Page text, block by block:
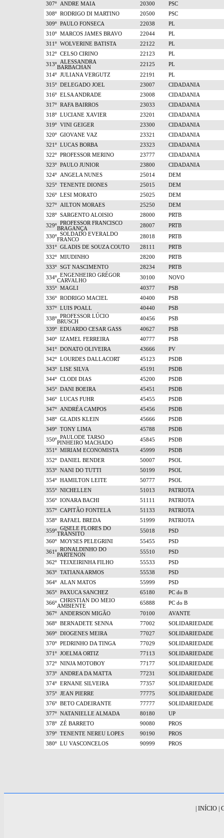
307º ANDRE MAIA 20300
PSC
308º RODRIGO DI MARTINO 20500
PSC
309º PAULO FONSECA 22038
PL
310º MARCOS JAMES BRAVO 22044
PL
311º WOLVERINE BATISTA 22122
PL
312º CELSO CIRINO 22123
PL
313º ALESSANDRA
BARBACHAN
22125
PL
314º JULIANA VERGUTZ 22191
PL
315º DELEGADO JOEL 23007
CIDADANIA
316º ELSA ANDRADE 23008
CIDADANIA
317º RAFA BAIRROS 23033
CIDADANIA
318º LUCIANE XAVIER 23201
CIDADANIA
319º VINI GEIGER 23300
CIDADANIA
320º GIOVANE VAZ 23321
CIDADANIA
321º LUCAS BORBA 23323
CIDADANIA
322º PROFESSOR MERINO 23777
CIDADANIA
323º PAULO JUNIOR 23800
CIDADANIA
324º ANGELA NUNES 25014
DEM
325º TENENTE DIONES 25015
DEM
326º LESI MORATO 25025
DEM
327º AILTON MORAES 25250
DEM
328º SARGENTO ALOISIO 28000
PRTB
329º PROFESSOR FRANCISCO
BRAGANÇA
28007
PRTB
330º SOLDADO EVERALDO
FRANCO
28018
PRTB
331º GLADIS DE SOUZA COUTO 28111
PRTB
332º MIUDINHO 28200
PRTB
333º SGT NASCIMENTO 28234
PRTB
334º ENGENHEIRO GRÉGOR
CARVALHO
30100
NOVO
335º MAGLI 40377
PSB
336º RODRIGO MACIEL 40400
PSB
337º LUIS POALL 40440
PSB
338º PROFESSOR LÚCIO
BRUSCH
40456
PSB
339º EDUARDO CESAR GASS 40627
PSB
340º IZAMEL FERREIRA 40777
PSB
341º DONATO OLIVEIRA 43666
PV
342º LOURDES DALLACORT 45123
PSDB
343º LISE SILVA 45191
PSDB
344º CLODI DIAS 45200
PSDB
345º DANI BOEIRA 45451
PSDB
346º LUCAS FUHR 45455
PSDB
347º ANDRÉA CAMPOS 45456
PSDB
348º GLADIS KLEIN 45666
PSDB
349º TONY LIMA 45788
PSDB
350º PAULODE TARSO
PINHEIRO MACHADO
45845
PSDB
351º MIRIAM ECONOMISTA 45999
PSDB
352º DANIEL BENDER 50007
PSOL
353º NANI DO TUTTI 50199
PSOL
354º HAMILTON LEITE 50777
PSOL
355º NICHELLEN 51013
PATRIOTA
356º IONARA BACHI 51111
PATRIOTA
357º CAPITÃO FONTELA 51133
PATRIOTA
358º RAFAEL BREDA 51999
PATRIOTA
359º GISELE FLORES DO
TRÂNSITO
55018
PSD
360º MOYSES PELEGRINI 55455
PSD
361º RONALDINHO DO
PARTENON
55510
PSD
362º TEIXEIRINHA FILHO 55533
PSD
363º TATIANA ARMOS 55538
PSD
364º ALAN MATOS 55999
PSD
365º PAXUCA SANCHEZ 65180
PC do B
366º CHRISTIAN DO MEIO
AMBIENTE
65888
PC do B
367º ANDERSON MIGÃO 70100
AVANTE
368º BERNADETE SENNA 77002
SOLIDARIEDADE
369º DIOGENES MEIRA 77027
SOLIDARIEDADE
370º PEDRINHO DA TINGA 77029
SOLIDARIEDADE
371º JOELMA ORTIZ 77113
SOLIDARIEDADE
372º NINJA MOTOBOY 77177
SOLIDARIEDADE
373º ANDREA DA MATTA 77231
SOLIDARIEDADE
374º ERNANE SILVEIRA 77357
SOLIDARIEDADE
375º JEAN PIERRE 77775
SOLIDARIEDADE
376º BETO CADEIRANTE 77777
SOLIDARIEDADE
377º NATANIELLE ALMADA 80180
UP
378º ZÉ BARRETO 90080
PROS
379º TENENTE NEREU LOPES 90190
PROS
380º LU VASCONCELOS 90999 PROS
| INÍCIO |